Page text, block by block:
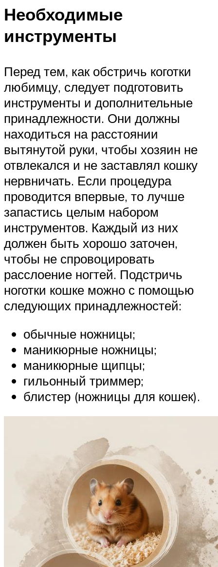
Необходимые
инструменты
Перед тем, как обстричь коготки
любимцу, следует подготовить
инструменты и дополнительные
принадлежности. Они должны
находиться на расстоянии
вытянутой руки, чтобы хозяин не
отвлекался и не заставлял кошку
нервничать. Если процедура
проводится впервые, то лучше
запастись целым набором
инструментов. Каждый из них
должен быть хорошо заточен,
чтобы не спровоцировать
расслоение ногтей. Подстричь
ноготки кошке можно с помощью
следующих принадлежностей:
обычные ножницы;
маникюрные ножницы;
маникюрные щипцы;
гильонный триммер;
блистер (ножницы для кошек).